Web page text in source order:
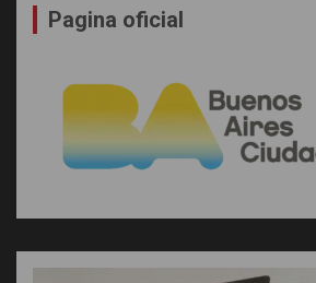
Pagina oficial